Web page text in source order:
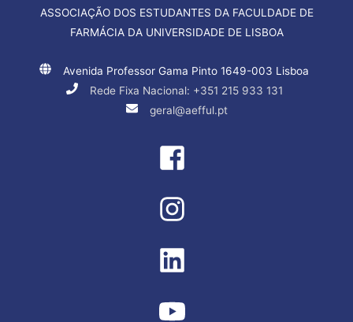
ASSOCIAÇÃO DOS ESTUDANTES DA FACULDADE DE
FARMÁCIA DA UNIVERSIDADE DE LISBOA
Avenida Professor Gama Pinto 1649-003 Lisboa
Rede Fixa Nacional: +351 215 933 131
geral@aefful.pt